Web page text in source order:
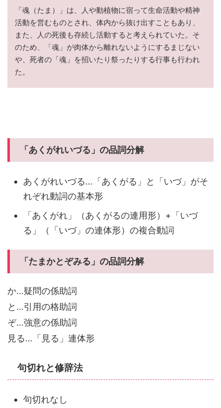
「魂（たま）」は、人や動植物に宿って生命活動や精神
活動を営むものとされ、体内から抜け出すこともあり、
また、人の死後も存続し活動すると考えられていた。そ
のため、「魂」が肉体から離れないようにするまじない
や、死者の「魂」を招いたり祭ったりする行事も行われ
た。
「あくがれいづる」の品詞分解
あくがれいづる…「あくがる」と「いづ」がそ
れぞれ動詞の基本形
「あくがれ」（あくがるの連用形）+「いづ
る」（「いづ」の連体形）の複合動詞
「たまかとぞみる」の品詞分解
か…疑問の係助詞
と…引用の格助詞
ぞ…強意の係助詞
見る…「見る」連体形
句切れと修辞法
句切れなし